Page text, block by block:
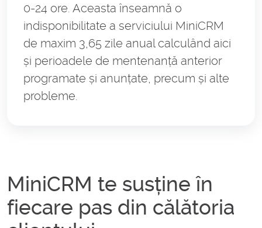
0-24 ore. Aceasta înseamnă o
indisponibilitate a serviciului MiniCRM
de maxim 3,65 zile anual calculând aici
și perioadele de mentenanță anterior
programate și anunțate, precum și alte
probleme.
MiniCRM te susține în
fiecare pas din călătoria